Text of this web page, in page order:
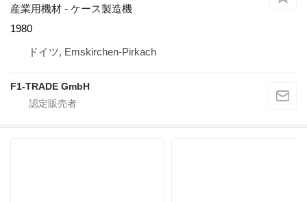
産業用機材 - ケース製造機
1980
ドイツ, Emskirchen-Pirkach
F1-TRADE GmbH